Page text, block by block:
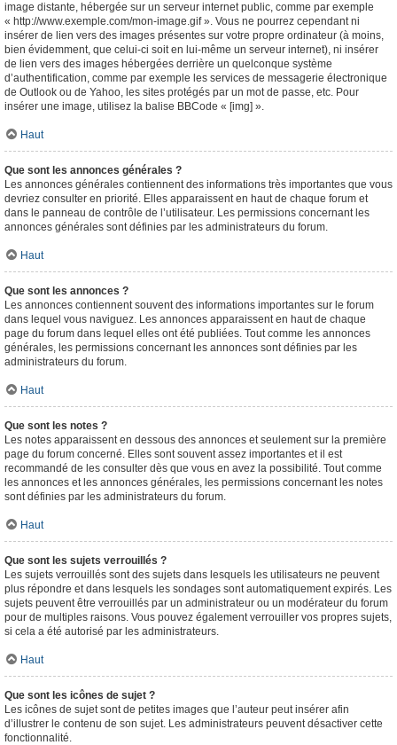
image distante, hébergée sur un serveur internet public, comme par exemple
« http://www.exemple.com/mon-image.gif ». Vous ne pourrez cependant ni
insérer de lien vers des images présentes sur votre propre ordinateur (à moins,
bien évidemment, que celui-ci soit en lui-même un serveur internet), ni insérer
de lien vers des images hébergées derrière un quelconque système
d’authentification, comme par exemple les services de messagerie électronique
de Outlook ou de Yahoo, les sites protégés par un mot de passe, etc. Pour
insérer une image, utilisez la balise BBCode « [img] ».
Haut
Que sont les annonces générales ?
Les annonces générales contiennent des informations très importantes que vous
devriez consulter en priorité. Elles apparaissent en haut de chaque forum et
dans le panneau de contrôle de l’utilisateur. Les permissions concernant les
annonces générales sont définies par les administrateurs du forum.
Haut
Que sont les annonces ?
Les annonces contiennent souvent des informations importantes sur le forum
dans lequel vous naviguez. Les annonces apparaissent en haut de chaque
page du forum dans lequel elles ont été publiées. Tout comme les annonces
générales, les permissions concernant les annonces sont définies par les
administrateurs du forum.
Haut
Que sont les notes ?
Les notes apparaissent en dessous des annonces et seulement sur la première
page du forum concerné. Elles sont souvent assez importantes et il est
recommandé de les consulter dès que vous en avez la possibilité. Tout comme
les annonces et les annonces générales, les permissions concernant les notes
sont définies par les administrateurs du forum.
Haut
Que sont les sujets verrouillés ?
Les sujets verrouillés sont des sujets dans lesquels les utilisateurs ne peuvent
plus répondre et dans lesquels les sondages sont automatiquement expirés. Les
sujets peuvent être verrouillés par un administrateur ou un modérateur du forum
pour de multiples raisons. Vous pouvez également verrouiller vos propres sujets,
si cela a été autorisé par les administrateurs.
Haut
Que sont les icônes de sujet ?
Les icônes de sujet sont de petites images que l’auteur peut insérer afin
d’illustrer le contenu de son sujet. Les administrateurs peuvent désactiver cette
fonctionnalité.